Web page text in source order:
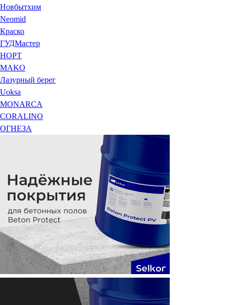
Новбытхим
Neomid
Краско
ГУДМастер
НОРТ
MAKO
Лазурный берег
Uoksa
MONARCA
CORALINO
ОГНЕЗА